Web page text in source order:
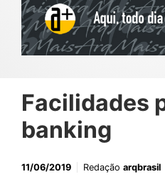
Facilidades
banking
11/06/2019 Redação arqbrasil